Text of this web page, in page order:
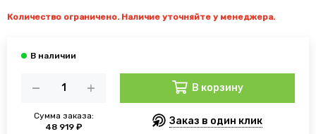
Количество ограничено. Наличие уточняйте у менеджера.
Сумма заказа:
48 919 ₽
В корзину
Заказ в один клик